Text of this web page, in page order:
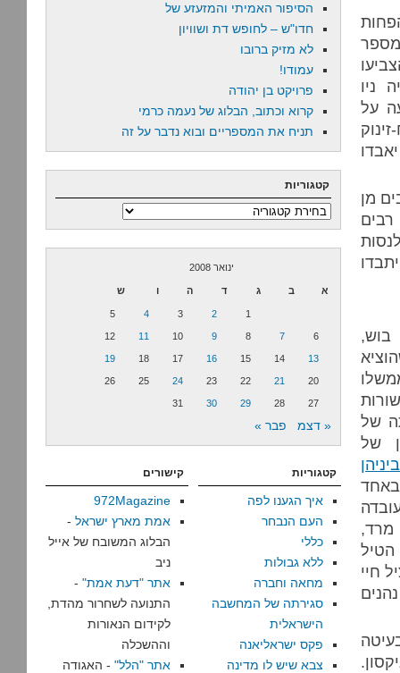
הפחות
ניו
על
מן
רבים
בוש,
של
של
ביניהן
מרד,
הטיל
חיי
הסיפור האמיתי והמזעזע של
חדו"ש – לחופש דת ושוויון
לא מזיק ברובו
עמודו!
פרויקט בן יהודה
קרוא וכתוב, הבלוג של נעמה כרמי
תניח את המספריים ובוא נדבר על זה
קטגוריות
קטגוריות
ינואר 2008
א ב ג ד ה ו ש
1
2
3
4
5
6
7
8
9
10
11
12
13
14
15
16
17
18
19
20
21
22
23
24
25
26
27
28
29
30
31
« דצמ פבר »
קטגוריות
איך הגענו לפה
העם הנבחר
כללי
ללא גבולות
מחאה וחברה
סגירתה של המחשבה
הישראלית
פקס ישראליאנה
צבא שיש לו מדינה
קישורים
972Magazine
אמת מארץ ישראל -
הבלוג המשובח של אייל
ניב
אתר "דעת אמת" -
התנועה לשחרור מהדת,
לקידום הנאורות
וההשכלה
אתר "הלל" - האגודה